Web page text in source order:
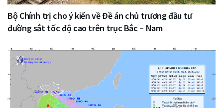
Bộ Chính trị cho ý kiến về Đề án chủ trương đầu tư
đường sắt tốc độ cao trên trục Bắc – Nam